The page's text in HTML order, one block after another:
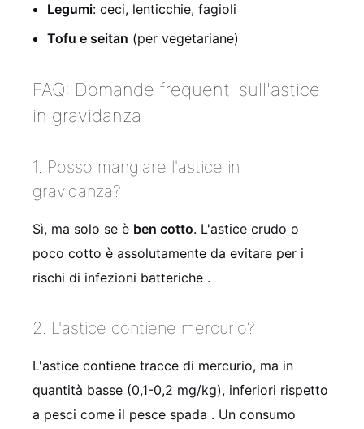
Legumi: ceci, lenticchie, fagioli
Tofu e seitan (per vegetariane)
FAQ: Domande frequenti sull'astice
in gravidanza
1. Posso mangiare l'astice in
gravidanza?
Sì, ma solo se è ben cotto. L'astice crudo o
poco cotto è assolutamente da evitare per i
rischi di infezioni batteriche .
2. L'astice contiene mercurio?
L'astice contiene tracce di mercurio, ma in
quantità basse (0,1-0,2 mg/kg), inferiori rispetto
a pesci come il pesce spada . Un consumo